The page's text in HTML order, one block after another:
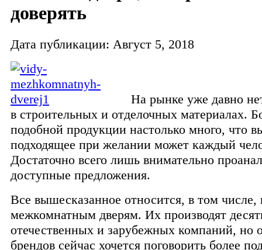
доверять
Дата публикации: Август 5, 2018
На рынке уже давно
в строительных и отделочных материалах.
подобной продукции настолько много, что
подходящее при желании может каждый
Достаточно всего лишь внимательно
доступные предложения.
Все вышесказанное относится, в том числе,
межкомнатным дверям. Их производят
отечественных и зарубежных компаний, но
брендов сейчас хочется поговорить более